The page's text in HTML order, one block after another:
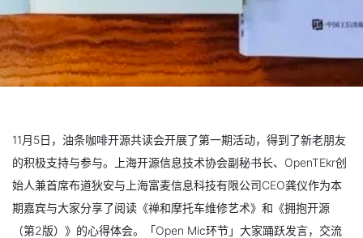
11月5日，油条咖啡开源共读会开展了第一期活动，得到了新老朋友
的积极支持与参与。上海开源信息技术协会副秘书长、OpenTEkr创
始人兼首席布道狄安与上海富麦信息科技有限公司CEO龚仪作为本
期嘉宾与大家分享了阅读《禅和摩托车维修艺术》和《拥抱开源
（第2版）》的心得体会。「Open Mic环节」大家踊跃发言，交流